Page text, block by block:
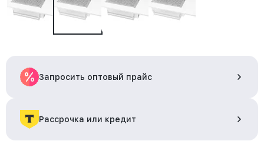
Запросить оптовый прайс
Рассрочка или кредит